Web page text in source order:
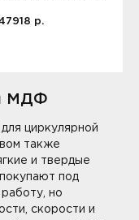
р.
МДФ
циркулярной
также
и твердые
под
но
скорости и